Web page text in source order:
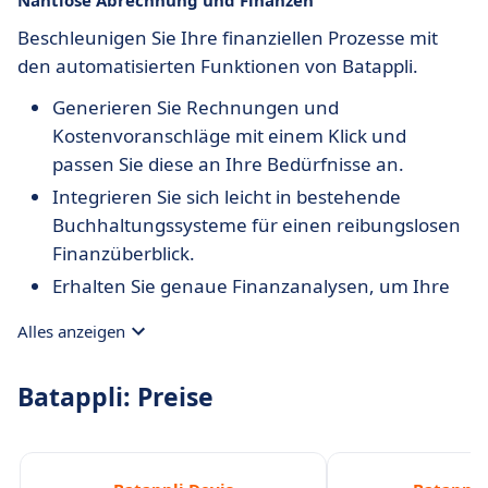
Beschleunigen Sie Ihre finanziellen Prozesse mit
den automatisierten Funktionen von Batappli.
Generieren Sie Rechnungen und
Kostenvoranschläge mit einem Klick und
passen Sie diese an Ihre Bedürfnisse an.
Integrieren Sie sich leicht in bestehende
Buchhaltungssysteme für einen reibungslosen
Finanzüberblick.
Erhalten Sie genaue Finanzanalysen, um Ihre
Alles anzeigen
Batappli: Preise